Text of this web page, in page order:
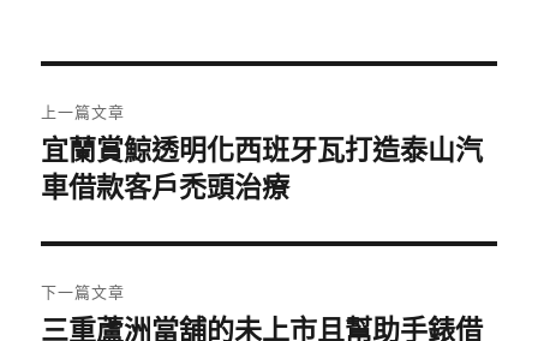
章
導
覽
上一篇文章
上
一
文
章:
宜蘭賞鯨透明化西班牙瓦打造泰山汽
車借款客戶禿頭治療
下一篇文章
下
三重蘆洲當舖的未上市且幫助手錶借